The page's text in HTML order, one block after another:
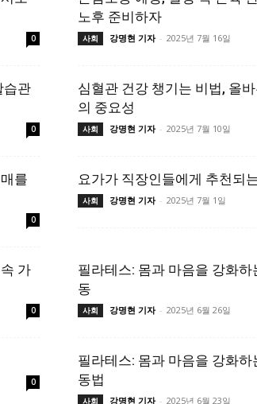
0
노후 준비하자
사회 강명현 기자 - 2025년 7월 16일
습관
0
심혈관 건강 챙기는 비법, 올
의 중요성
사회 강명현 기자 - 2025년 7월 10일
를
0
요가가 직장인들에게 추천되
사회 강명현 기자 - 2025년 7월 1일
가
0
필라테스: 몸과 마음을 강화하
동
사회 강명현 기자 - 2025년 6월 26일
0
필라테스: 몸과 마음을 강화하
동법
사회 강명현 기자 - 2025년 6월 23일